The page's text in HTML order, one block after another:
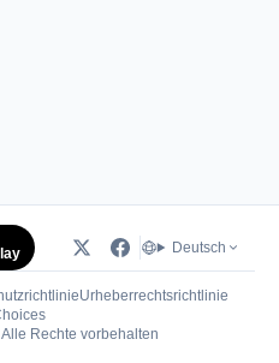
Deutsch
Urheberrechtsrichtlinie
(öffnet in neuem Tab)
Rechte vorbehalten